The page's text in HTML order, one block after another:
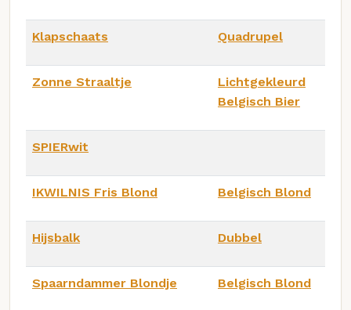
Klapschaats Quadrupel
Zonne Straaltje
Lichtgekleurd
Belgisch Bier
SPIERwit
IKWILNIS Fris Blond Belgisch Blond
Hijsbalk Dubbel
Spaarndammer Blondje Belgisch Blond